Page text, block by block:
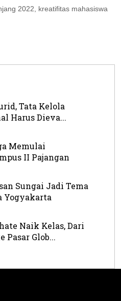
2022, kreatifitas mahasiswa
Tata Kelola
Harus Dieva...
Memulai
II Pajangan
Sungai Jadi Tema
Yogyakarta
Naik Kelas, Dari
Pasar Glob...